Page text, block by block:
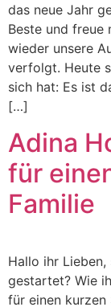
das neue Jahr
Beste und freue
wieder unsere
verfolgt. Heute
sich hat: Es ist
[…]
Adina
für
Familie
Hallo ihr
gestartet? Wie
für einen